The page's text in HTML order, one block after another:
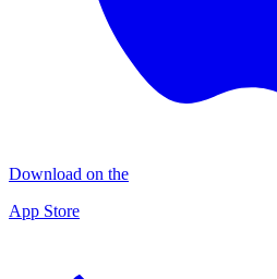
Download on the
App Store